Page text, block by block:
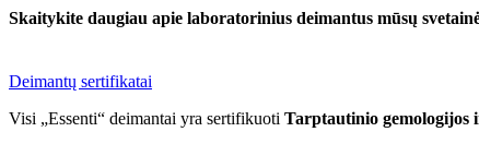
Skaitykite daugiau apie laboratorinius deimantus mūsų
Deimantų sertifikatai
Visi „Essenti“ deimantai yra sertifikuoti Tarptautinio gemologijos